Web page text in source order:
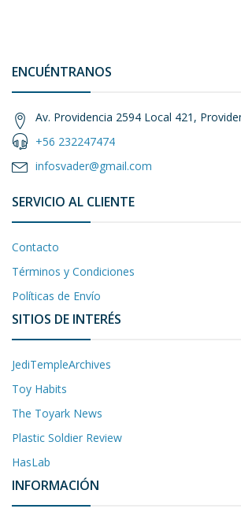
ENCUÉNTRANOS
Av. Providencia 2594 Local 421,
+56 232247474
infosvader@gmail.com
SERVICIO AL CLIENTE
Contacto
Términos y Condiciones
Políticas de Envío
SITIOS DE INTERÉS
JediTempleArchives
Toy Habits
The Toyark News
Plastic Soldier Review
HasLab
INFORMACIÓN